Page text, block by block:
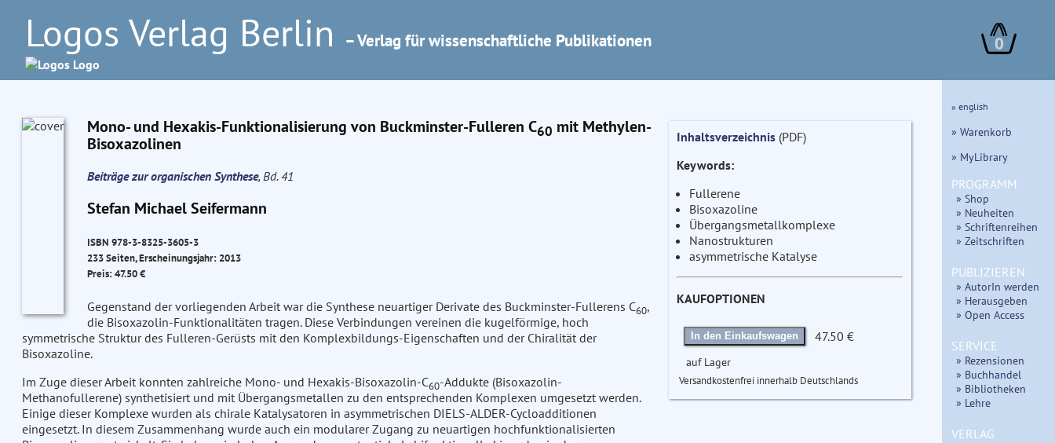
Logos Verlag Berlin – Verlag für wissenschaftliche Publikationen 0
Mono- und Hexakis-Funktionalisierung von Buckminster-Fulleren C60 mit Methylen-
Bisoxazolinen
Beiträge zur organischen Synthese, Bd. 41
Stefan Michael Seifermann
ISBN 978-3-8325-3605-3
233 Seiten, Erscheinungsjahr: 2013
Preis: 47.50 €
Gegenstand der vorliegenden Arbeit war die Synthese neuartiger Derivate des Buckminster-Fullerens C60,
die Bisoxazolin-Funktionalitäten tragen. Diese Verbindungen vereinen die kugelförmige, hoch
symmetrische Struktur des Fulleren-Gerüsts mit den Komplexbildungs-Eigenschaften und der Chiralität der
Bisoxazoline.
Im Zuge dieser Arbeit konnten zahlreiche Mono- und Hexakis-Bisoxazolin-C60-Addukte (Bisoxazolin-
Methanofullerene) synthetisiert und mit Übergangsmetallen zu den entsprechenden Komplexen umgesetzt werden.
Einige dieser Komplexe wurden als chirale Katalysatoren in asymmetrischen DIELS-ALDER-Cycloadditionen
eingesetzt. In diesem Zusammenhang wurde auch ein modularer Zugang zu neuartigen hochfunktionalisierten
Inhaltsverzeichnis(PDF)
Keywords:
Fullerene
Bisoxazoline
Übergangsmetallkomplexe
Nanostrukturen
asymmetrische Katalyse
KAUFOPTIONEN
In den Einkaufswagen 47.50 €
auf Lager
Versandkostenfrei innerhalb Deutschlands
» english
» Warenkorb
» MyLibrary
PROGRAMM
» Shop
» Neuheiten
» Schriftenreihen
» Zeitschriften
PUBLIZIEREN
» AutorIn werden
» Herausgeben
» Open Access
SERVICE
» Rezensionen
» Buchhandel
» Bibliotheken
» Lehre
VERLAG